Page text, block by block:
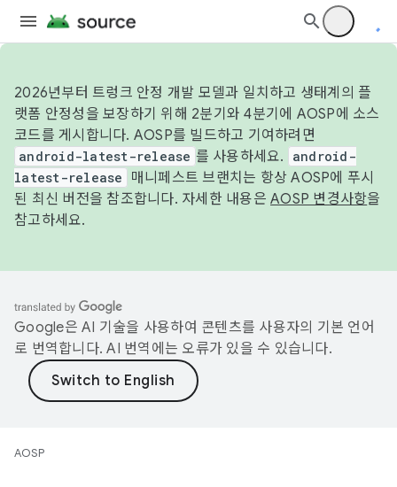
2026년부터 트렁크 안정 개발 모델과 일치하고 생태계의 플
랫폼 안정성을 보장하기 위해 2분기와 4분기에 AOSP에 소스
코드를 게시합니다. AOSP를 빌드하고 기여하려면
android-latest-release 를 사용하세요.
android-
latest-release
매니페스트 브랜치는 항상 AOSP에 푸시
된 최신 버전을 참조합니다. 자세한 내용은 AOSP 변경사항을
참고하세요.
Google은 AI 기술을 사용하여 콘텐츠를 사용자의 기본 언어
로 번역합니다. AI 번역에는 오류가 있을 수 있습니다.
AOSP